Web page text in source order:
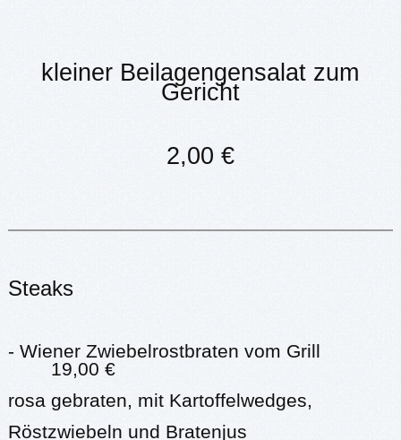
kleiner Beilagengensalat zum
Gericht
2,00 €
Steaks
- Wiener Zwiebelrostbraten vom Grill
19,00 €
rosa gebraten, mit Kartoffelwedges,
Röstzwiebeln und Bratenjus